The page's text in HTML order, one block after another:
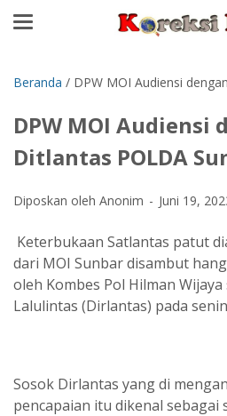
Beranda / DPW MOI Audiensi
DPW MOI Audiensi
Ditlantas POLDA
Diposkan oleh Anonim Juni 19,
Keterbukaan Satlantas patut
dari MOI Sunbar disambut
oleh Kombes Pol Hilman
Lalulintas (Dirlantas) pada
Sosok Dirlantas yang di
pencapaian itu dikenal sebagai